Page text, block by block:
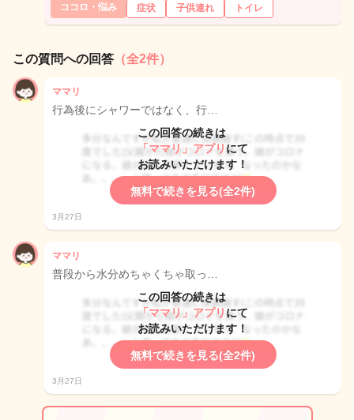
ココロ・悩み 症状 子供連れ トイレ
この質問への回答 （全2件）
ママリ
行為後にシャワーではなく、行…
この回答の続きは
「ママリ」アプリ にて
お読みいただけます！
無料で続きを見る(全2件)
3月27日
ママリ
普段から水分めちゃくちゃ取っ…
この回答の続きは
「ママリ」アプリ にて
お読みいただけます！
無料で続きを見る(全2件)
3月27日